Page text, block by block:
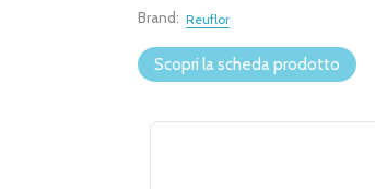
Brand: Reuflor
Scopri la scheda prodotto